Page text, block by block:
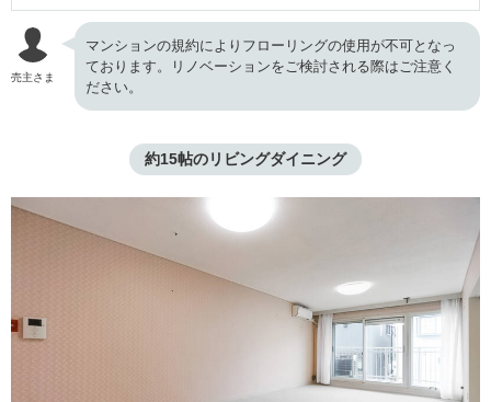
売主さま
マンションの規約によりフローリングの使用が不可となっ
ております。リノベーションをご検討される際はご注意く
ださい。
約15帖のリビングダイニング